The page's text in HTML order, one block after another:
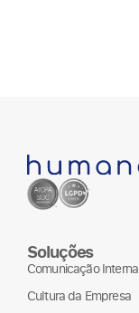
Soluções
Comunicação Interna
Cultura da Empresa